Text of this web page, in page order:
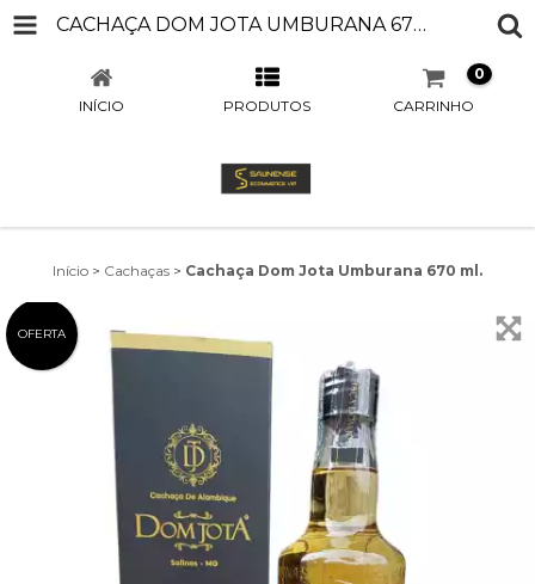
CACHAÇA DOM JOTA UMBURANA 670 ML.
INÍCIO PRODUTOS CARRINHO
0
Início > Cachaças > Cachaça Dom Jota Umburana 670 ml.
OFERTA